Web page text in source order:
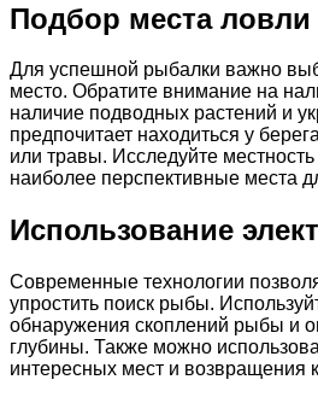
Подбор места ловли
Для успешной рыбалки важно
место. Обратите внимание на
наличие подводных растений и
предпочитает находиться у
или травы. Исследуйте
наиболее перспективные места
Использование
Современные технологии
упростить поиск рыбы.
обнаружения скоплений рыбы и
глубины. Также можно
интересных мест и возвращения